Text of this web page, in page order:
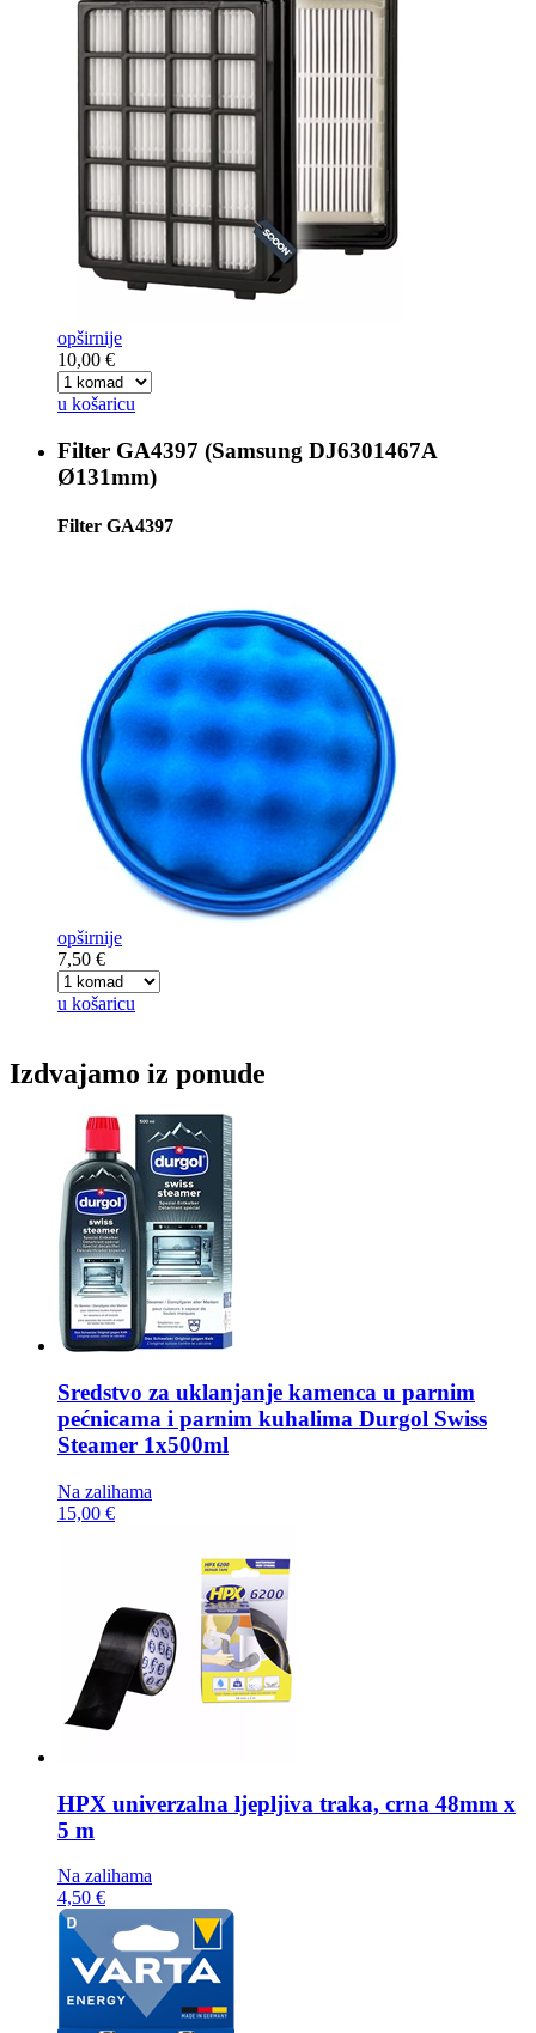
opširnije
10,00 €
u košaricu
Filter GA4397 (Samsung DJ6301467A
Ø131mm)
Filter GA4397
opširnije
7,50 €
u košaricu
Izdvajamo iz ponude
Sredstvo za uklanjanje kamenca u parnim
pećnicama i parnim kuhalima Durgol Swiss
Steamer 1x500ml
Na zalihama
15,00 €
HPX univerzalna ljepljiva traka, crna 48mm x
5 m
Na zalihama
4,50 €